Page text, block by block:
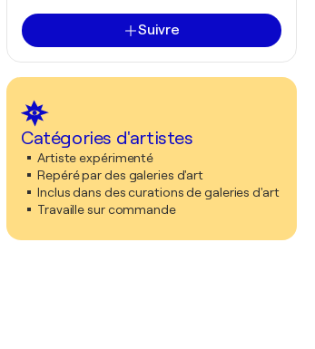
Suivre
Catégories d'artistes
Artiste expérimenté
Repéré par des galeries d'art
Inclus dans des curations de galeries d'art
Travaille sur commande